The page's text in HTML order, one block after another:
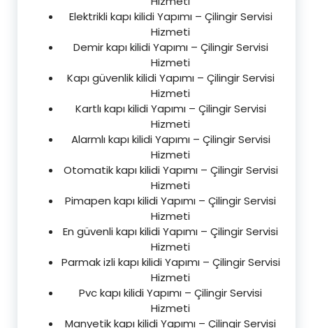
Elektrikli kapı kilidi Yapımı – Çilingir Servisi
Hizmeti
Demir kapı kilidi Yapımı – Çilingir Servisi
Hizmeti
Kapı güvenlik kilidi Yapımı – Çilingir Servisi
Hizmeti
Kartlı kapı kilidi Yapımı – Çilingir Servisi
Hizmeti
Alarmlı kapı kilidi Yapımı – Çilingir Servisi
Hizmeti
Otomatik kapı kilidi Yapımı – Çilingir Servisi
Hizmeti
Pimapen kapı kilidi Yapımı – Çilingir Servisi
Hizmeti
En güvenli kapı kilidi Yapımı – Çilingir Servisi
Hizmeti
Parmak izli kapı kilidi Yapımı – Çilingir Servisi
Hizmeti
Pvc kapı kilidi Yapımı – Çilingir Servisi
Hizmeti
Manyetik kapı kilidi Yapımı – Çilingir Servisi